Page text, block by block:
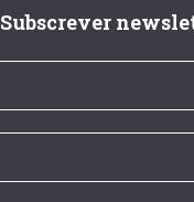
Subscrever